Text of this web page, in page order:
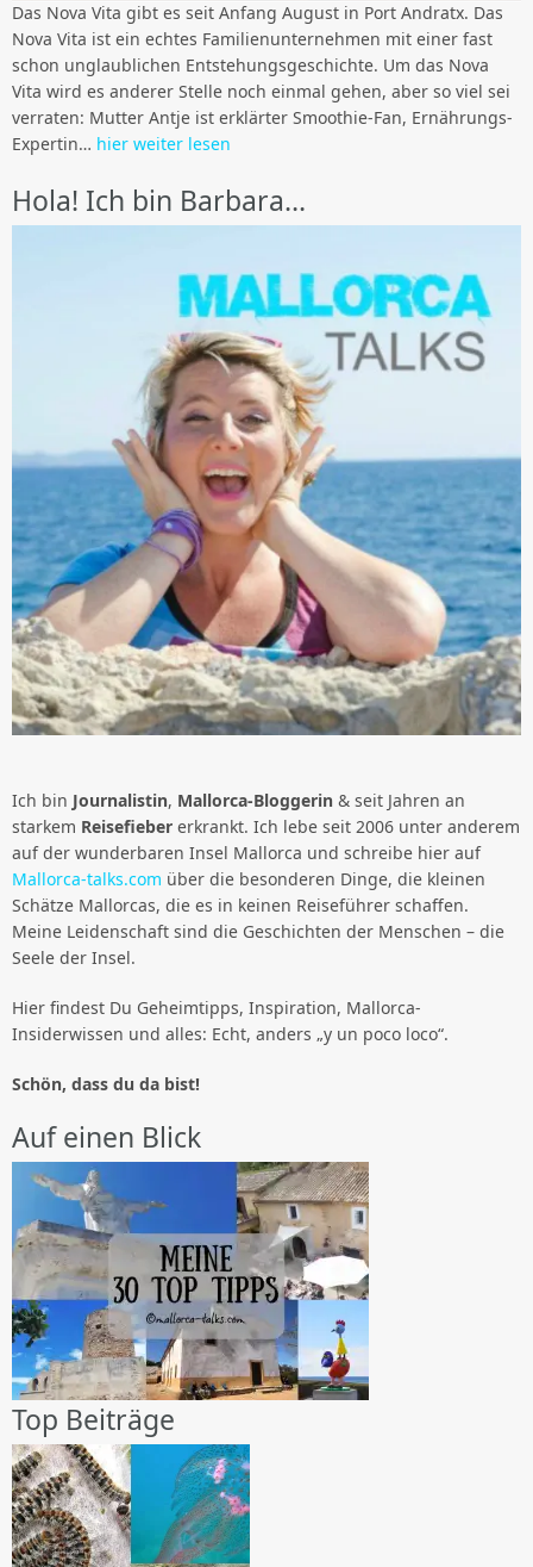
Das Nova Vita gibt es seit Anfang August in Port Andratx. Das
Nova Vita ist ein echtes Familienunternehmen mit einer fast
schon unglaublichen Entstehungsgeschichte. Um das Nova
Vita wird es anderer Stelle noch einmal gehen, aber so viel sei
verraten: Mutter Antje ist erklärter Smoothie-Fan, Ernährungs-
Expertin… hier weiter lesen
Hola! Ich bin Barbara…
Ich bin Journalistin, Mallorca-Bloggerin & seit Jahren an
starkem Reisefieber erkrankt. Ich lebe seit 2006 unter anderem
auf der wunderbaren Insel Mallorca und schreibe hier auf
Mallorca-talks.com über die besonderen Dinge, die kleinen
Schätze Mallorcas, die es in keinen Reiseführer schaffen.
Meine Leidenschaft sind die Geschichten der Menschen – die
Seele der Insel.
Hier findest Du Geheimtipps, Inspiration, Mallorca-
Insiderwissen und alles: Echt, anders „y un poco loco“.
Schön, dass du da bist!
Auf einen Blick
Top Beiträge